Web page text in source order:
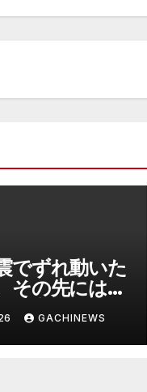
でずれ動いた
その先には川
実はもっと
態を起こしそ
クも(J-CAST
GACHINEWS